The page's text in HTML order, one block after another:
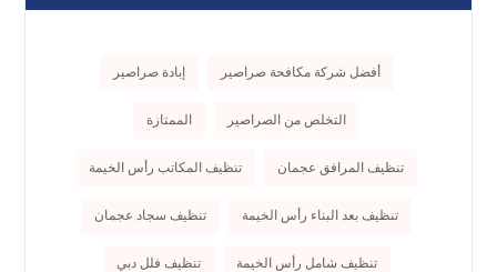
أفضل شركة مكافحة صراصير إبادة صراصير
التخلص من الصراصير الممتازة
تنظيف المرافق عجمان تنظيف المكاتب رأس الخيمة
تنظيف بعد البناء رأس الخيمة تنظيف سجاد عجمان
تنظيف شامل رأس الخيمة تنظيف فلل دبي